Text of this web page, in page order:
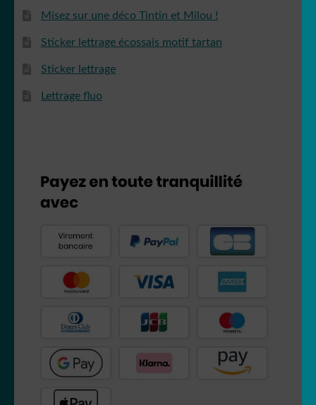
One Peace
Pirates
Tchoupi
pokemon
Misez sur une déco Tintin et Milou !
Sticker lettrage écossais motif tartan
Sticker lettrage
Lettrage fluo